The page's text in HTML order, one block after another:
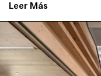
Leer Más